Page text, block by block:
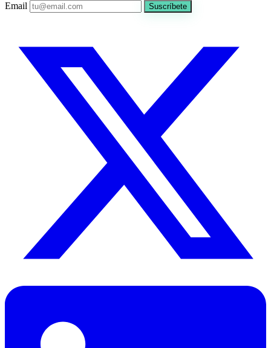
Email Suscríbete